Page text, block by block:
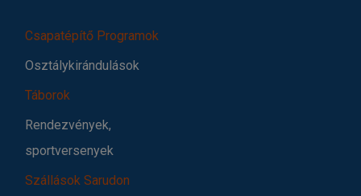
Csapatépítő Programok
Osztálykirándulások
Táborok
Rendezvények,
sportversenyek
Szállások Sarudon